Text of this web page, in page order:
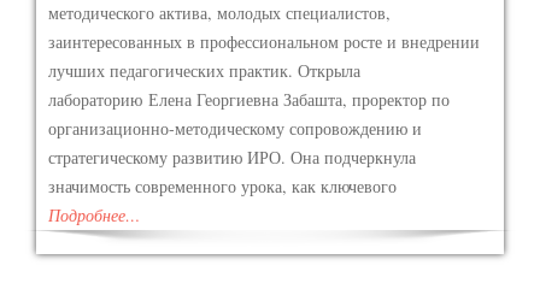
методического актива, молодых специалистов,
заинтересованных в профессиональном росте и внедрении
лучших педагогических практик. Открыла
лабораторию Елена Георгиевна Забашта, проректор по
организационно-методическому сопровождению и
стратегическому развитию ИРО. Она подчеркнула
значимость современного урока, как ключевого
Подробнее…